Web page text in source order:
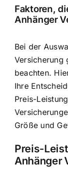
Faktoren,
Anhänger
Bei der
Versicherung
beachten.
Ihre
Preis-
Größe und
Preis-
Anhänger